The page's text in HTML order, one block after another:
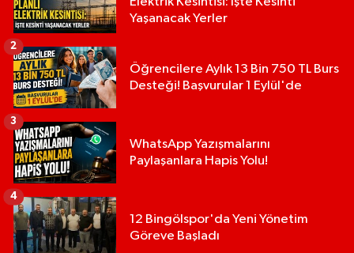
Yaşanacak Yerler
Öğrencilere Aylık 13 Bin 750 TL Burs
Desteği! Başvurular 1 Eylül'de
2
WhatsApp Yazışmalarını
Paylaşanlara Hapis Yolu!
3
12 Bingölspor'da Yeni Yönetim
Göreve Başladı
4